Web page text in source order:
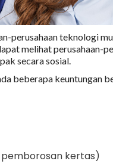
perusahaan teknologi
melihat perusahaan-
secara sosial.
beberapa keuntungan
pemborosan kertas)